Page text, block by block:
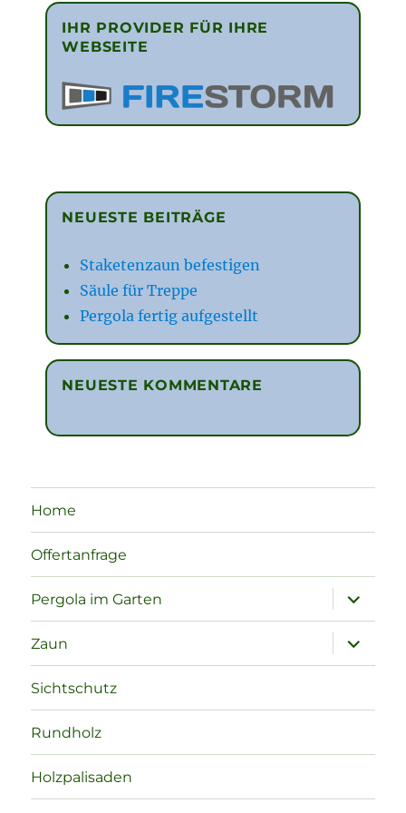
IHR PROVIDER FÜR IHRE
WEBSEITE
NEUESTE BEITRÄGE
Staketenzaun befestigen
Säule für Treppe
Pergola fertig aufgestellt
NEUESTE KOMMENTARE
Home
Offertanfrage
Pergola im Garten
öffnen
Zaun
öffnen
Sichtschutz
Rundholz
Holzpalisaden